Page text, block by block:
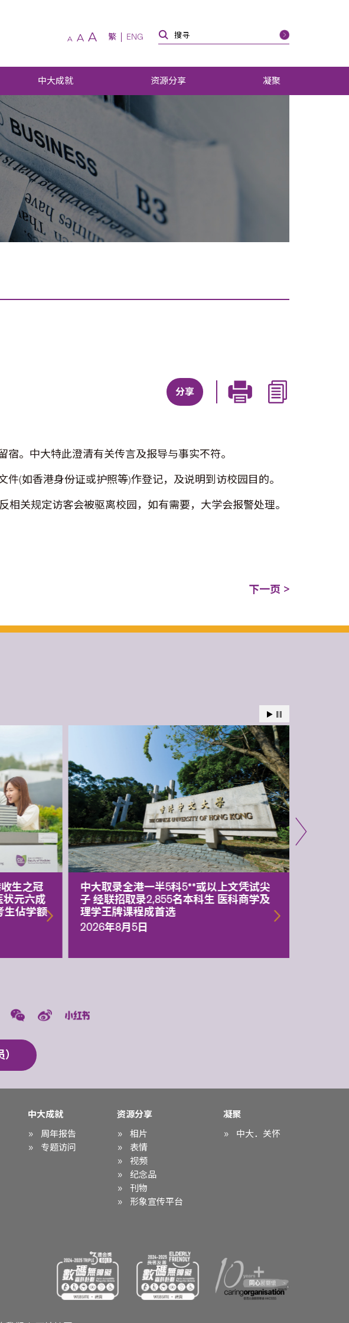
A A A 繁 ENG
中大成就 资源分享 凝聚
分享
。中大特此澄清有关传言及报导与事实不符。
(如香港身份证或护照等)作登记，及说明到访校园目的。
关规定访客会被驱离校园，如有需要，大学会报警处理。
下一页 >
生之冠
状元六成
生佔学额
中大取录全港一半5科5**或以上文凭试尖
子 经联招取录2,855名本科生 医科商学及
理学王牌课程成首选
2026年8月5日
中大成就
周年报告
专题访问
资源分享
相片
表情
视频
纪念品
刊物
形象宣传平台
凝聚
中大．关怀